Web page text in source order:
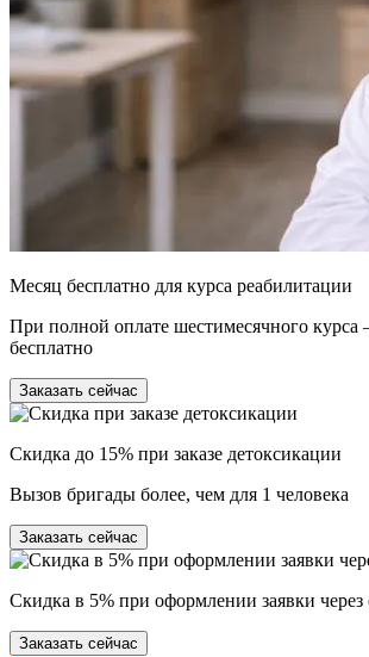
Месяц бесплатно для курса реабилитации
При полной оплате шестимесячного курса
бесплатно
Заказать сейчас
Скидка до 15% при заказе детоксикации
Вызов бригады более, чем для 1 человека
Заказать сейчас
Скидка в 5% при оформлении заявки через
Заказать сейчас